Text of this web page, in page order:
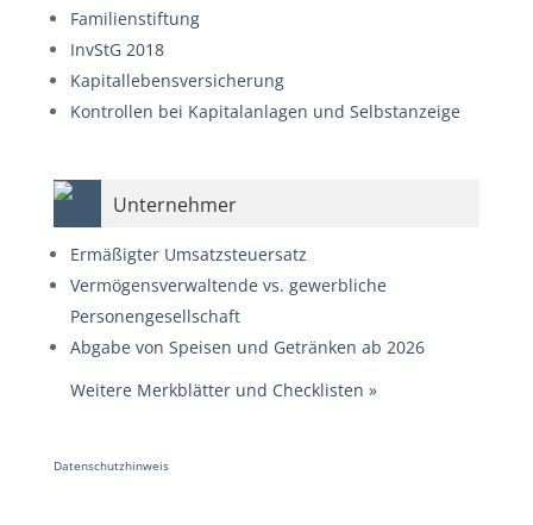
Familienstiftung
InvStG 2018
Kapitallebensversicherung
Kontrollen bei Kapitalanlagen und Selbstanzeige
Unternehmer
Ermäßigter Umsatzsteuersatz
Vermögensverwaltende vs. gewerbliche
Personengesellschaft
Abgabe von Speisen und Getränken ab 2026
Weitere Merkblätter und Checklisten »
Datenschutzhinweis